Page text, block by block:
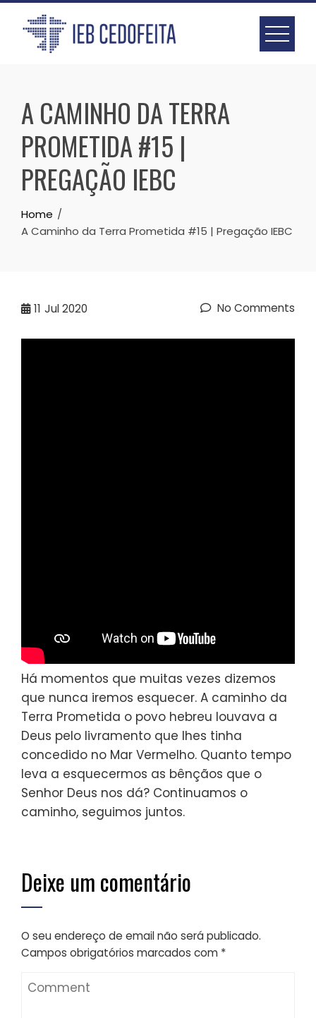
Skip
content
A CAMINHO DA TERRA
PROMETIDA #15 |
PREGAÇÃO IEBC
Home
A Caminho da Terra Prometida #15 | Pregação IEBC
11 Jul 2020 No Comments
Há momentos que muitas vezes dizemos
que nunca iremos esquecer. A caminho da
Terra Prometida o povo hebreu louvava a
Deus pelo livramento que lhes tinha
concedido no Mar Vermelho. Quanto tempo
leva a esquecermos as bênçãos que o
Senhor Deus nos dá? Continuamos o
caminho, seguimos juntos.
Deixe um comentário
O seu endereço de email não será publicado.
Campos obrigatórios marcados com *